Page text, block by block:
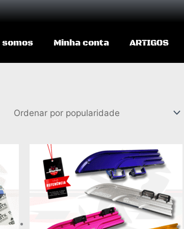
somos Minha conta ARTIGOS